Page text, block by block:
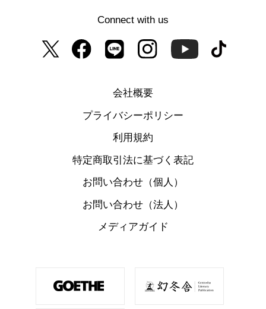
Connect with us
会社概要
プライバシーポリシー
利用規約
特定商取引法に基づく表記
お問い合わせ（個人）
お問い合わせ（法人）
メディアガイド